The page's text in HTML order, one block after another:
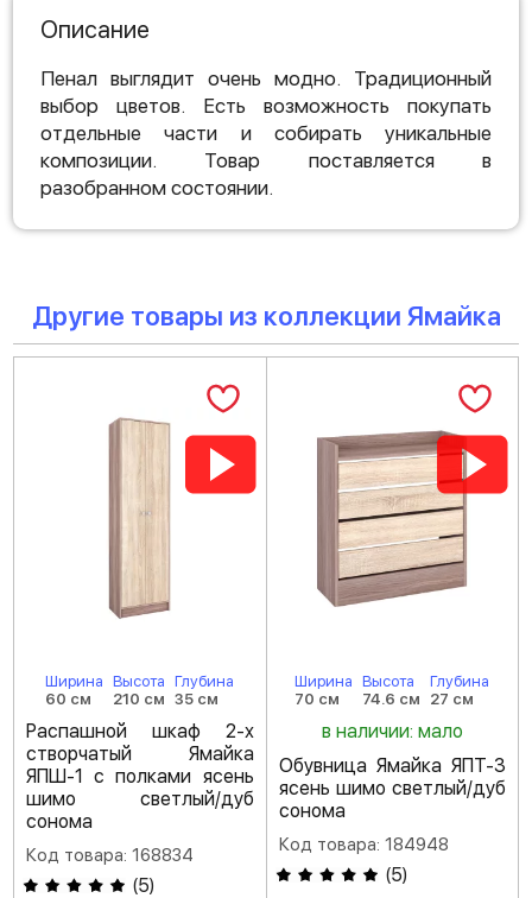
Описание
Пенал выглядит очень модно. Традиционный
выбор цветов. Есть возможность покупать
отдельные части и собирать уникальные
композиции. Товар поставляется в
разобранном состоянии.
Другие товары из коллекции Ямайка
Ширина
60 см
Высота
210 см
Глубина
35 см
Распашной шкаф 2-х
створчатый Ямайка
ЯПШ-1 с полками ясень
шимо светлый/дуб
сонома
Код товара: 168834
(5)
Ширина
70 см
Высота
74.6 см
Глубина
27 см
в наличии: мало
Обувница Ямайка ЯПТ-3
ясень шимо светлый/дуб
сонома
Код товара: 184948
(5)